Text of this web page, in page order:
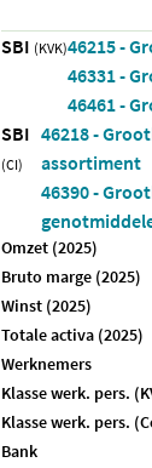
SBI (KVK)46215 -
46331 -
46461 -
SBI
(CI)
46218 -
assortiment
46390 -
Omzet (2025)
Bruto marge (2025)
Winst (2025)
Totale activa (2025)
Werknemers
Klasse werk. pers.
Klasse werk. pers.
Bank